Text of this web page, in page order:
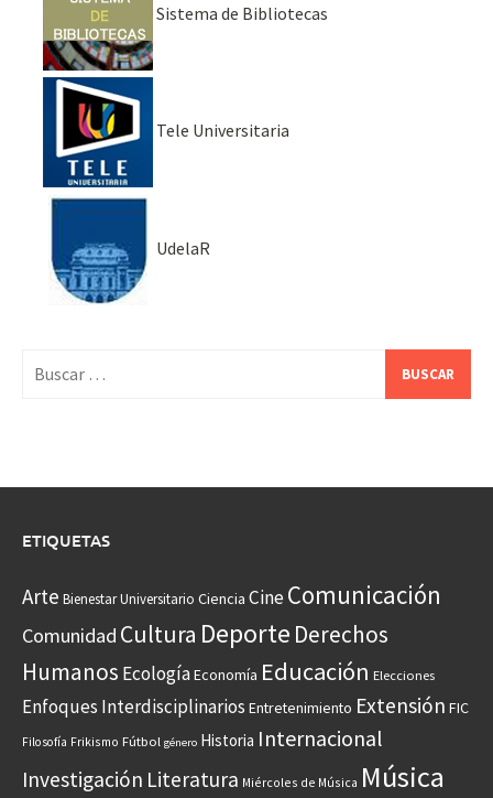
Sistema de Bibliotecas
Tele Universitaria
UdelaR
ETIQUETAS
Arte Bienestar Universitario Ciencia CineComunicación
Comunidad Cultura Deporte Derechos
Humanos EcologíaEconomía Educación Elecciones
Enfoques Interdisciplinarios Entretenimiento Extensión FIC
Filosofía Frikismo Fútbol género Historia Internacional
Investigación Literatura Miércoles de Música Música